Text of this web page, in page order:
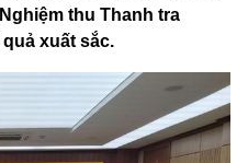
thu Thanh tra
xuất sắc.